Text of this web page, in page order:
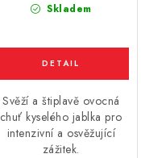
Skladem
Svěží a štiplavě ovocná
chuť kyselého jablka pro
intenzivní a osvěžující
zážitek.